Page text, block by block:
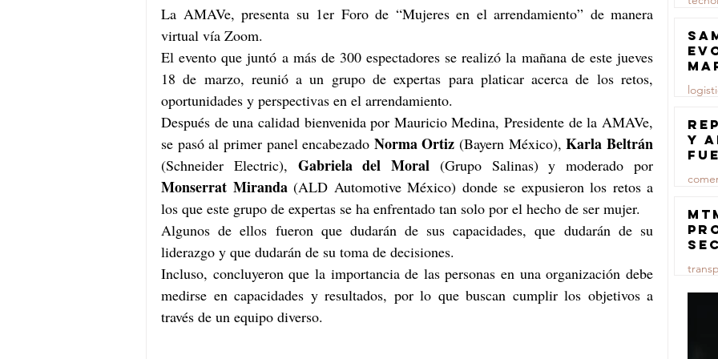
La AMAVe, presenta su 1er Foro de “Mujeres en el arrendamiento” de manera
virtual vía Zoom.
El evento que juntó a más de 300 espectadores se realizó la mañana de este jueves
18 de marzo, reunió a un grupo de expertas para platicar acerca de los retos,
oportunidades y perspectivas en el arrendamiento.
Después de una calidad bienvenida por Mauricio Medina, Presidente de la AMAVe,
se pasó al primer panel encabezado Norma Ortiz (Bayern México), Karla Beltrán
(Schneider Electric), Gabriela del Moral
Monserrat Miranda (ALD Automotive México) donde se expusieron los retos a
los que este grupo de expertas se ha enfrentado tan solo por el hecho de ser mujer.
Algunos de ellos fueron que dudarán de sus capacidades, que dudarán de su
liderazgo y que dudarán de su toma de decisiones.
Incluso, concluyeron que la importancia de las personas en una organización debe
medirse en capacidades y resultados, por lo que buscan cumplir los objetivos a
través de un equipo diverso.
23 jul
23 jul
y
23 jul